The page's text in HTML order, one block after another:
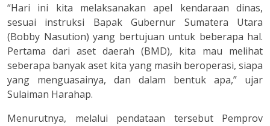
“Hari ini kita melaksanakan apel kendaraan dinas,
sesuai instruksi Bapak Gubernur Sumatera Utara
(Bobby Nasution) yang bertujuan untuk beberapa hal.
Pertama dari aset daerah (BMD), kita mau melihat
seberapa banyak aset kita yang masih beroperasi, siapa
yang menguasainya, dan dalam bentuk apa,” ujar
Sulaiman Harahap.
Menurutnya, melalui pendataan tersebut Pemprov